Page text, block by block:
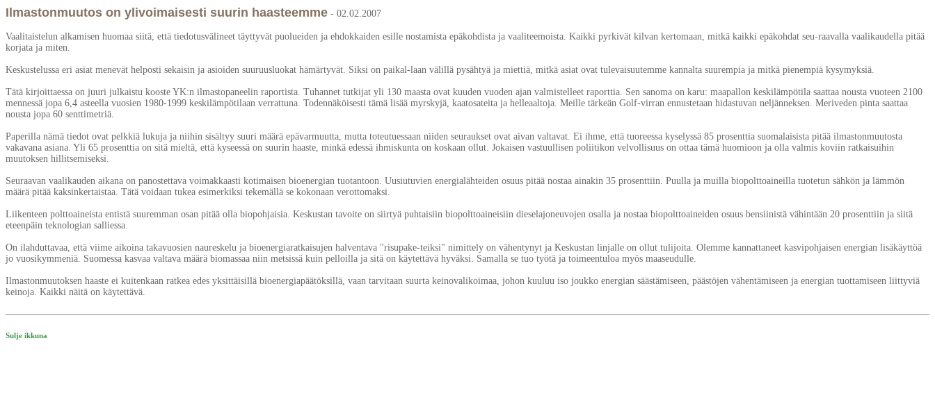
Ilmastonmuutos on ylivoimaisesti suurin haasteemme - 02.02.2007
Vaalitaistelun alkamisen huomaa siitä, että tiedotusvälineet täyttyvät puolueiden ja ehdokkaiden esille nostamista epäkohdista ja vaaliteemoista. Kaikki pyrkivät kilvan kertomaan, mitkä kaikki epäkohdat seu-raavalla vaalikaudella pitää
korjata ja miten.
Keskustelussa eri asiat menevät helposti sekaisin ja asioiden suuruusluokat hämärtyvät. Siksi on paikal-laan välillä pysähtyä ja miettiä, mitkä asiat ovat tulevaisuutemme kannalta suurempia ja mitkä pienempiä kysymyksiä.
Tätä kirjoittaessa on juuri julkaistu kooste YK:n ilmastopaneelin raportista. Tuhannet tutkijat yli 130 maasta ovat kuuden vuoden ajan valmistelleet raporttia. Sen sanoma on karu: maapallon keskilämpötila saattaa nousta vuoteen 2100
mennessä jopa 6,4 asteella vuosien 1980-1999 keskilämpötilaan verrattuna. Todennäköisesti tämä lisää myrskyjä, kaatosateita ja helleaaltoja. Meille tärkeän Golf-virran ennustetaan hidastuvan neljänneksen. Meriveden pinta saattaa
nousta jopa 60 senttimetriä.
Paperilla nämä tiedot ovat pelkkiä lukuja ja niihin sisältyy suuri määrä epävarmuutta, mutta toteutuessaan niiden seuraukset ovat aivan valtavat. Ei ihme, että tuoreessa kyselyssä 85 prosenttia suomalaisista pitää ilmastonmuutosta
vakavana asiana. Yli 65 prosenttia on sitä mieltä, että kyseessä on suurin haaste, minkä edessä ihmiskunta on koskaan ollut. Jokaisen vastuullisen poliitikon velvollisuus on ottaa tämä huomioon ja olla valmis koviin ratkaisuihin
muutoksen hillitsemiseksi.
Seuraavan vaalikauden aikana on panostettava voimakkaasti kotimaisen bioenergian tuotantoon. Uusiutuvien energialähteiden osuus pitää nostaa ainakin 35 prosenttiin. Puulla ja muilla biopolttoaineilla tuotetun sähkön ja lämmön
määrä pitää kaksinkertaistaa. Tätä voidaan tukea esimerkiksi tekemällä se kokonaan verottomaksi.
Liikenteen polttoaineista entistä suuremman osan pitää olla biopohjaisia. Keskustan tavoite on siirtyä puhtaisiin biopolttoaineisiin dieselajoneuvojen osalla ja nostaa biopolttoaineiden osuus bensiinistä vähintään 20 prosenttiin ja siitä
eteenpäin teknologian salliessa.
On ilahduttavaa, että viime aikoina takavuosien naureskelu ja bioenergiaratkaisujen halventava "risupake-teiksi" nimittely on vähentynyt ja Keskustan linjalle on ollut tulijoita. Olemme kannattaneet kasvipohjaisen energian lisäkäyttöä
jo vuosikymmeniä. Suomessa kasvaa valtava määrä biomassaa niin metsissä kuin pelloilla ja sitä on käytettävä hyväksi. Samalla se tuo työtä ja toimeentuloa myös maaseudulle.
Ilmastonmuutoksen haaste ei kuitenkaan ratkea edes yksittäisillä bioenergiapäätöksillä, vaan tarvitaan suurta keinovalikoimaa, johon kuuluu iso joukko energian säästämiseen, päästöjen vähentämiseen ja energian tuottamiseen liittyviä
keinoja. Kaikki näitä on käytettävä.
Sulje ikkuna